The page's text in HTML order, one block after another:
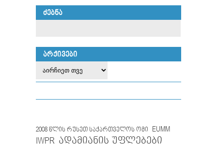
ᲫᲔᲑᲜᲐ
ᲐᲠᲥᲘᲕᲔᲑᲘ
2008 წლის რუსეთ საქართველოს ომი EUMM
IWPR ადამიანის უფლებები